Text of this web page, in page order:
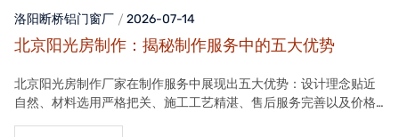
洛阳断桥铝门窗厂 2026-07-14
北京阳光房制作：揭秘制作服务中的五大优势
北京阳光房制作厂家在制作服务中展现出五大优势：设计理念贴近
自然、材料选用严格把关、施工工艺精湛、售后服务完善以及价格